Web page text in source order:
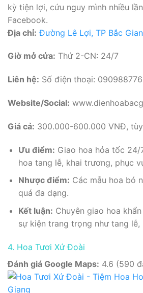
kỳ tiện lợi, cứu nguy mình nhiều
Facebook.
Địa chỉ: Đường Lê Lợi, TP Bắc
Giờ mở cửa: Thứ 2-CN: 24/7
Liên hệ: Số điện thoại:
Website/Social:
Giá cả: 300.000-600.000 VNĐ,
Ưu điểm: Giao hoa hỏa tốc 24/
hoa tang lễ, khai trương, phục
Nhược điểm: Các mẫu hoa bó
quá đa dạng.
Kết luận: Chuyên giao hoa
sự kiện trang trọng như tang lễ,
4. Hoa Tươi Xứ Đoài
Đánh giá Google Maps: 4.6 (590